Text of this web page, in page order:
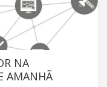
NA
AMANHÃ